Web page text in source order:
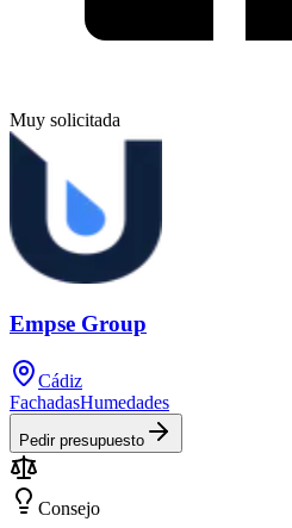
Muy solicitada
Empse Group
Cádiz
FachadasHumedades
Pedir presupuesto
Consejo